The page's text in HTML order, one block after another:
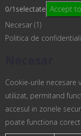
0/1 selectate Accept
Necesar (1)
Politica de
Cookie-urile necesare
utilizat, permitand
accesul in zonele
poate functiona